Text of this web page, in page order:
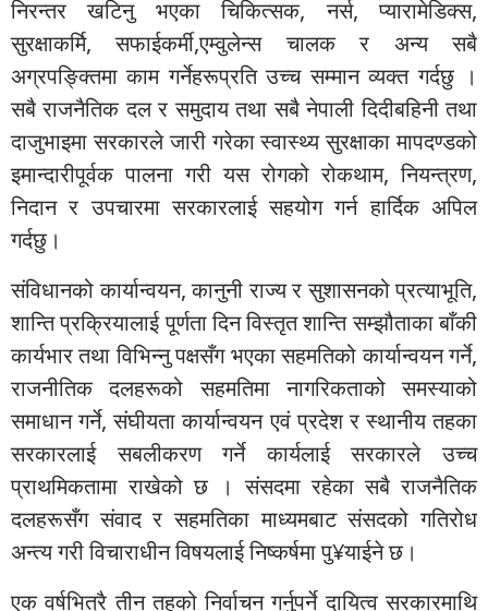
निरन्तर खटिनु भएका चिकित्सक, नर्स, प्यारामेडिक्स,
सुरक्षाकर्मि, सफाईकर्मी,एम्वुलेन्स चालक र अन्य सबै
अग्रपङ्क्तिमा काम गर्नेहरूप्रति उच्च सम्मान व्यक्त गर्दछु ।
सबै राजनैतिक दल र समुदाय तथा सबै नेपाली दिदीबहिनी तथा
दाजुभाइमा सरकारले जारी गरेका स्वास्थ्य सुरक्षाका मापदण्डको
इमान्दारीपूर्वक पालना गरी यस रोगको रोकथाम, नियन्त्रण,
निदान र उपचारमा सरकारलाई सहयोग गर्न हार्दिक अपिल
गर्दछु।
संविधानको कार्यान्वयन, कानुनी राज्य र सुशासनको प्रत्याभूति,
शान्ति प्रक्रियालाई पूर्णता दिन विस्तृत शान्ति सम्झौताका बाँकी
कार्यभार तथा विभिन्नु पक्षसँग भएका सहमतिको कार्यान्वयन गर्ने,
राजनीतिक दलहरूको सहमतिमा नागरिकताको समस्याको
समाधान गर्ने, संघीयता कार्यान्वयन एवं प्रदेश र स्थानीय तहका
सरकारलाई सबलीकरण गर्ने कार्यलाई सरकारले उच्च
प्राथमिकतामा राखेको छ । संसदमा रहेका सबै राजनैतिक
दलहरूसँग संवाद र सहमतिका माध्यमबाट संसदको गतिरोध
अन्त्य गरी विचाराधीन विषयलाई निष्कर्षमा पु¥याईने छ।
एक वर्षभित्रै तीन तहको निर्वाचन गर्नुपर्ने दायित्व सरकारमाथि